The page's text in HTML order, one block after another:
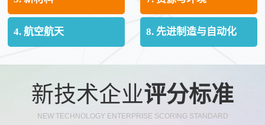
4. 航空航天 8. 先进制造与自动化
新技术企业评分标准
NEW TECHNOLOGY ENTERPRISE SCORING STANDARD